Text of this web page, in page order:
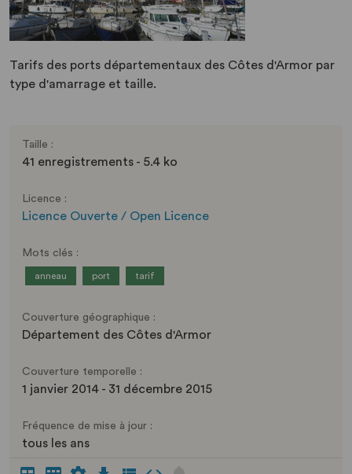
Tarifs des ports départementaux des Côtes d'Armor par
type d'amarrage et taille.
Taille :
41 enregistrements - 5.4 ko
Licence :
Licence Ouverte / Open Licence
Mots clés :
anneau port tarif
Couverture géographique :
Département des Côtes d'Armor
Couverture temporelle :
1 janvier 2014 - 31 décembre 2015
Fréquence de mise à jour :
tous les ans